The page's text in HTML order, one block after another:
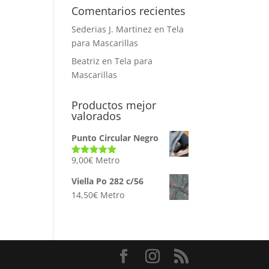
Comentarios recientes
Sederias J. Martinez enTela
para Mascarillas
Beatriz enTela para
Mascarillas
Productos mejor
valorados
Punto Circular Negro
Valorado
5
9,00€ Metro
Viella Po 282 c/56
14,50€ Metro